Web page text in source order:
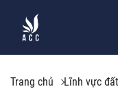
Trang chủ Lĩnh vực